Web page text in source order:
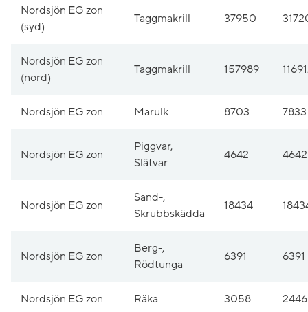
Nordsjön EG zon
(syd)
Taggmakrill 37950
Nordsjön EG zon
(nord)
Taggmakrill 157989
Nordsjön EG zon Marulk 8703 7833
Nordsjön EG zon
Piggvar,
Slätvar
4642 4642
Nordsjön EG zon
Sand-,
Skrubbskädda
18434
Nordsjön EG zon
Berg-,
Rödtunga
6391 6391
Nordsjön EG zon Räka 3058 2446